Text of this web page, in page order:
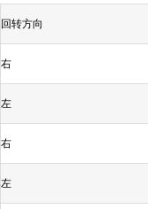
回转方向
右
左
右
左